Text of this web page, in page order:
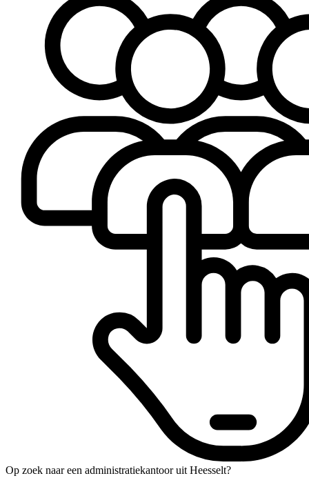
Op zoek naar een administratiekantoor uit Heesselt?